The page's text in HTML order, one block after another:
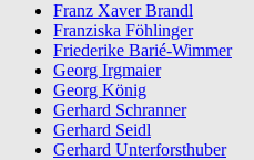
Franz Xaver Brandl
Franziska Föhlinger
Friederike Barié-Wimmer
Georg Irgmaier
Georg König
Gerhard Schranner
Gerhard Seidl
Gerhard Unterforsthuber